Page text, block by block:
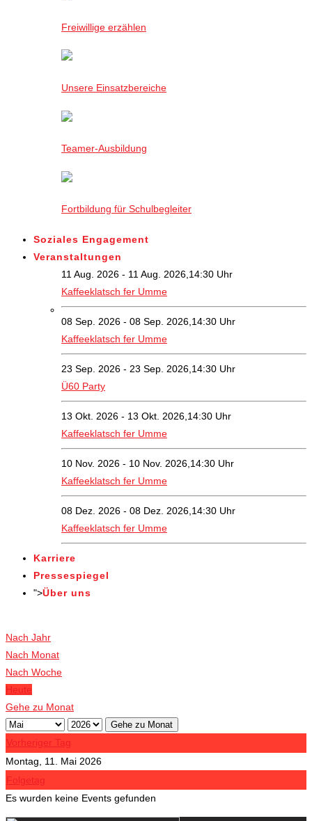
Freiwillige erzählen
Unsere Einsatzbereiche
Teamer-Ausbildung
Fortbildung für Schulbegleiter
Soziales Engagement
Veranstaltungen
11 Aug. 2026 - 11 Aug. 2026,14:30 Uhr
Kaffeeklatsch fer Umme
08 Sep. 2026 - 08 Sep. 2026,14:30 Uhr
Kaffeeklatsch fer Umme
23 Sep. 2026 - 23 Sep. 2026,14:30 Uhr
Ü60 Party
13 Okt. 2026 - 13 Okt. 2026,14:30 Uhr
Kaffeeklatsch fer Umme
10 Nov. 2026 - 10 Nov. 2026,14:30 Uhr
Kaffeeklatsch fer Umme
08 Dez. 2026 - 08 Dez. 2026,14:30 Uhr
Kaffeeklatsch fer Umme
Karriere
Pressespiegel
">Über uns
Nach Jahr
Nach Monat
Nach Woche
Heute
Gehe zu Monat
Gehe zu Monat
Vorheriger Tag
Montag, 11. Mai 2026
Folgetag
Es wurden keine Events gefunden